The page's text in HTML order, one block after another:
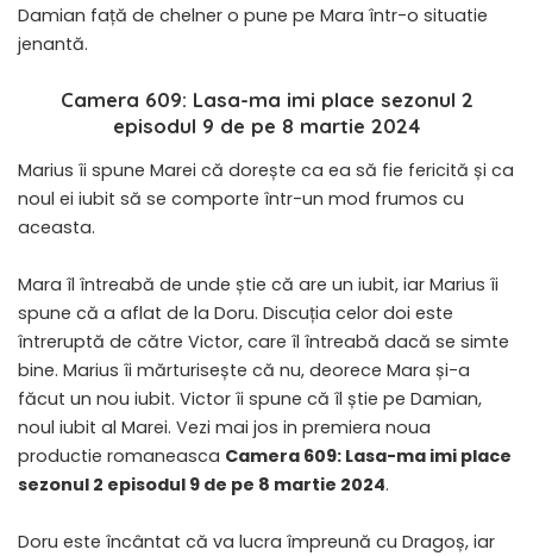
Damian față de chelner o pune pe Mara într-o situatie
jenantă.
Camera 609: Lasa-ma imi place sezonul 2
episodul 9 de pe 8 martie 2024
Marius îi spune Marei că dorește ca ea să fie fericită și ca
noul ei iubit să se comporte într-un mod frumos cu
aceasta.
Mara îl întreabă de unde știe că are un iubit, iar Marius îi
spune că a aflat de la Doru. Discuția celor doi este
întreruptă de către Victor, care îl întreabă dacă se simte
bine. Marius îi mărturisește că nu, deorece Mara și-a
făcut un nou iubit. Victor îi spune că îl știe pe Damian,
noul iubit al Marei. Vezi mai jos in premiera noua
productie romaneasca Camera 609: Lasa-ma imi place
sezonul 2 episodul 9 de pe 8 martie 2024.
Doru este încântat că va lucra împreună cu Dragoș, iar